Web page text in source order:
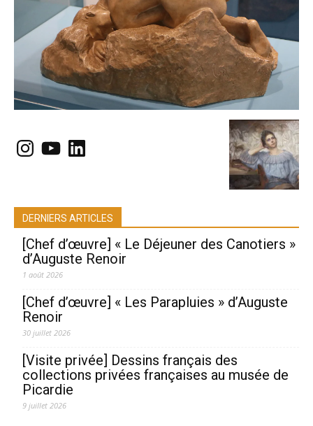
Instagram
YouTubeLinkedIn
DERNIERS ARTICLES
[Chef d’œuvre] « Le Déjeuner des Canotiers »
d’Auguste Renoir
1 août 2026
[Chef d’œuvre] « Les Parapluies » d’Auguste
Renoir
30 juillet 2026
[Visite privée] Dessins français des
collections privées françaises au musée de
Picardie
9 juillet 2026